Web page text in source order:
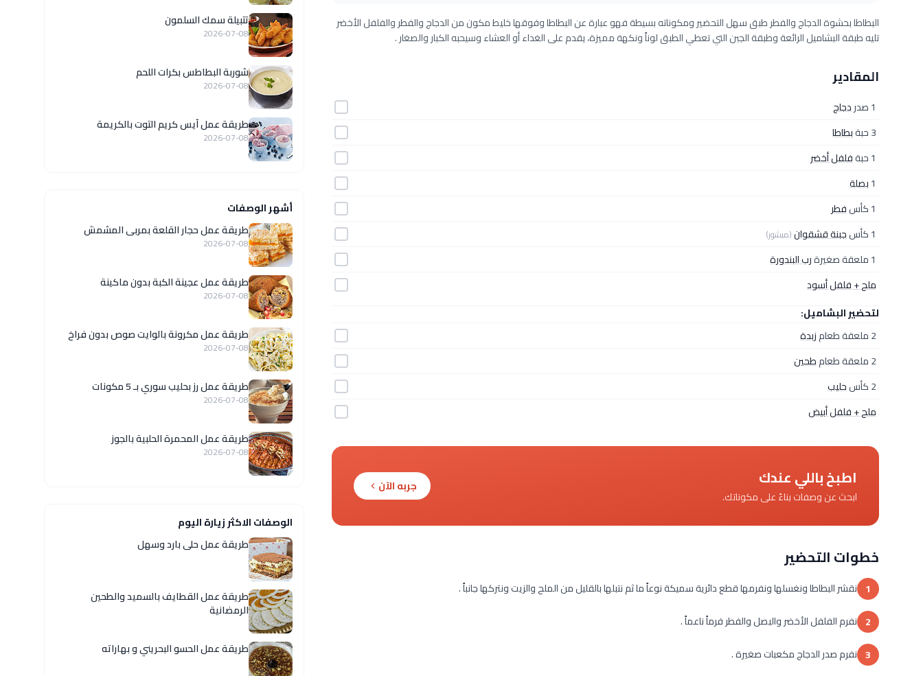
البطاطا بحشوة الدجاج والفطر طبق سهل التحضير ومكوناته بسيطة فهو عبارة عن البطاطا وفوقها خليط مكون من الدجاج والفطر والفلفل الأخضر
تليه طبقة البشاميل الرائعة وطبقة الجبن التي تعطي الطبق لوناً ونكهة مميزة، يقدم على الغداء أو العشاء وسيحبه الكبار والصغار .
المقادير
1 صدر
دجاج
3 حبة
بطاطا
1 حبة
فلفل أخضر
1بصلة
1 كأس
فطر
1 كأس
جبنة قشقوان(مبشور)
1 ملعقة صغيرة
رب البندورة
ملح + فلفل أسود
لتحضير البشاميل:
2 ملعقة طعام
زبدة
2 ملعقة طعام
طحين
2 كأس
حليب
ملح + فلفل أبيض
اطبخ باللي عندك
ابحث عن وصفات بناءً على مكوناتك.
جربه الآن
خطوات التحضير
1 نقشر البطاطا ونغسلها ونفرمها قطع دائرية سميكة نوعاً ما ثم نتبلها بالقليل من الملح والزيت ونتركها جانباً .
2 نفرم الفلفل الأخضر والبصل والفطر فرماً ناعماً .
3 نفرم صدر الدجاج مكعبات صغيرة .
تتبيلة سمك السلمون
2026-07-08
شوربة البطاطس بكرات اللحم
2026-07-08
طريقة عمل آيس كريم التوت بالكريمة
2026-07-08
أشهر الوصفات
طريقة عمل حجار القلعة بمربى المشمش
2026-07-08
طريقة عمل عجينة الكبة بدون ماكينة
2026-07-08
طريقة عمل مكرونة بالوايت صوص بدون فراخ
2026-07-08
طريقة عمل رز بحليب سوري بـ 5 مكونات
2026-07-08
طريقة عمل المحمرة الحلبية بالجوز
2026-07-08
الوصفات الاكثر زيارة اليوم
طريقة عمل حلى بارد وسهل
طريقة عمل القطايف بالسميد والطحين
الرمضانية
طريقة عمل الحسو البحريني و بهاراته